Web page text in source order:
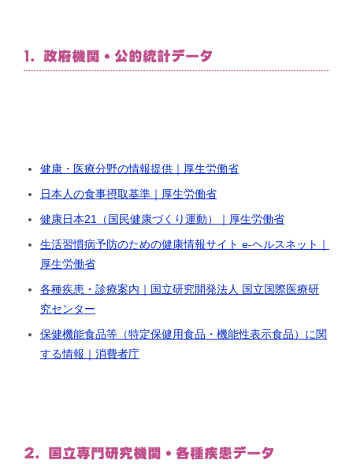
1. 政府機関・公的統計データ
健康・医療分野の情報提供｜厚生労働省
日本人の食事摂取基準｜厚生労働省
健康日本21（国民健康づくり運動）｜厚生労働省
生活習慣病予防のための健康情報サイト e-ヘルスネット｜
厚生労働省
各種疾患・診療案内｜国立研究開発法人 国立国際医療研
究センター
保健機能食品等（特定保健用食品・機能性表示食品）に関
する情報｜消費者庁
2. 国立専門研究機関・各種疾患データ